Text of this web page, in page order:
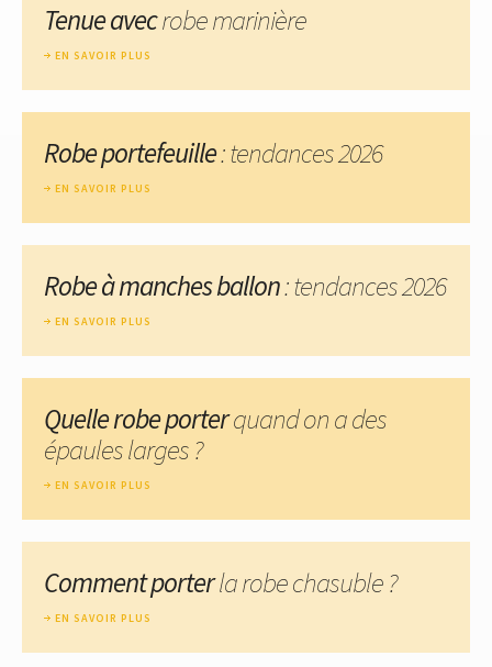
Tenue avecrobe marinière
EN SAVOIR PLUS
Robe portefeuille: tendances 2026
EN SAVOIR PLUS
Robe à manches ballon: tendances 2026
EN SAVOIR PLUS
Quelle robe porterquand on a des
épaules larges ?
EN SAVOIR PLUS
Comment porterla robe chasuble ?
EN SAVOIR PLUS